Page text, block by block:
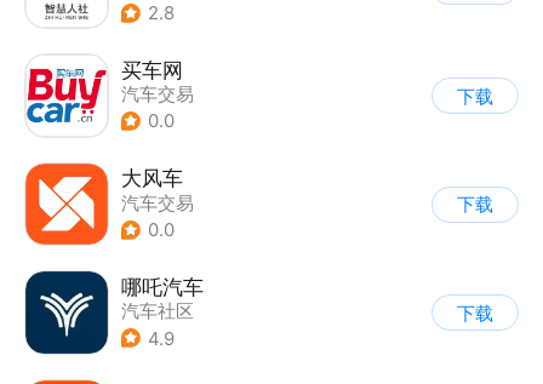
2.8
买车网
汽车交易
0.0
下载
大风车
汽车交易
0.0
下载
哪吒汽车
汽车社区
4.9
下载